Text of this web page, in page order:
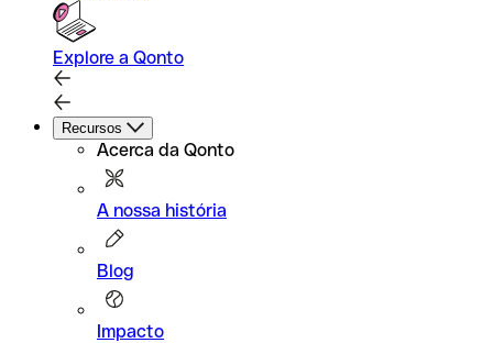
Explore a Qonto
Recursos
Acerca da Qonto
A nossa história
Blog
Impacto